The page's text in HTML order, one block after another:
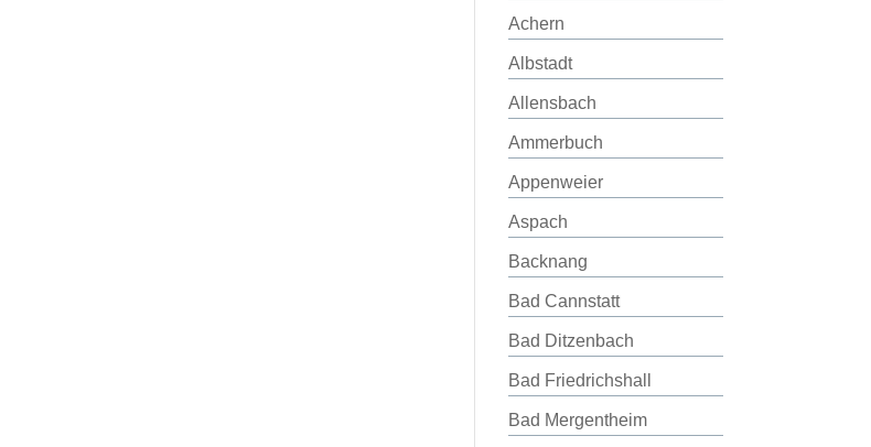
Achern
Albstadt
Allensbach
Ammerbuch
Appenweier
Aspach
Backnang
Bad Cannstatt
Bad Ditzenbach
Bad Friedrichshall
Bad Mergentheim